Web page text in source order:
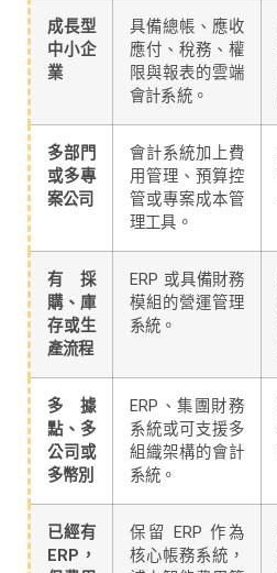
成長型
中小企
業
具備總帳、應收
應付、稅務、權
限與報表的雲端
會計系統。
多部門
或多專
案公司
會計系統加上費
用管理、預算控
管或專案成本管
理工具。
有採
購、庫
存或生
產流程
ERP 或具備財務
模組的營運管理
系統。
多據
點、多
公司或
多幣別
ERP、集團財務
系統或可支援多
組織架構的會計
系統。
已經有
ERP，
保留 ERP 作為
核心帳務系統，